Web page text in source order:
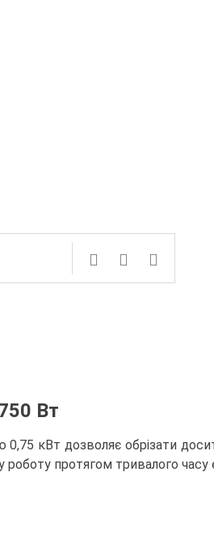
Вт
кВт дозволяє обрізати
протягом тривалого часу